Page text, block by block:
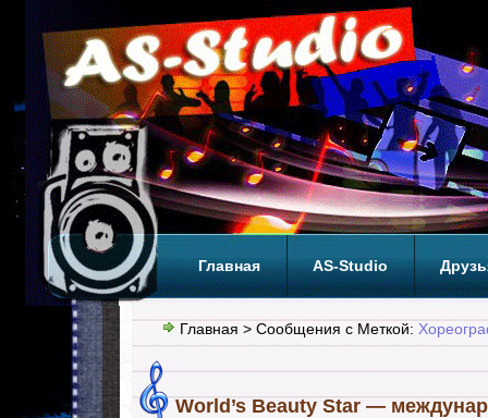
Главная AS-Studio
Теги ТОП
Главная > Сообщения с Меткой:
World’s Beauty Star —